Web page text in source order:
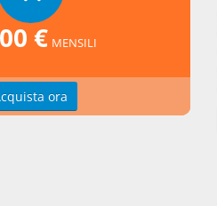
persone e della famiglia
€ MENSILI
ora